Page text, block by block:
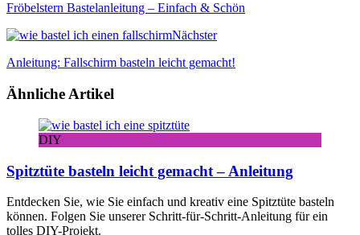
Fröbelstern Bastelanleitung – Einfach & Schön
Nächster
Anleitung: Fallschirm basteln leicht gemacht!
Ähnliche Artikel
DIY
Spitztüte basteln leicht gemacht – Anleitung
Entdecken Sie, wie Sie einfach und kreativ eine Spitztüte basteln
können. Folgen Sie unserer Schritt-für-Schritt-Anleitung für ein
tolles DIY-Projekt.